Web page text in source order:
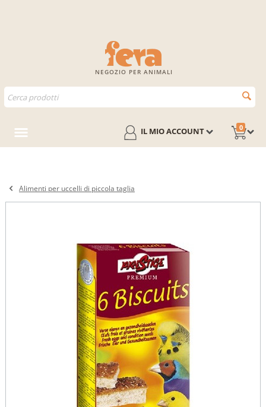
NEGOZIO PER ANIMALI
0
IL MIO ACCOUNT
Alimenti per uccelli di piccola taglia